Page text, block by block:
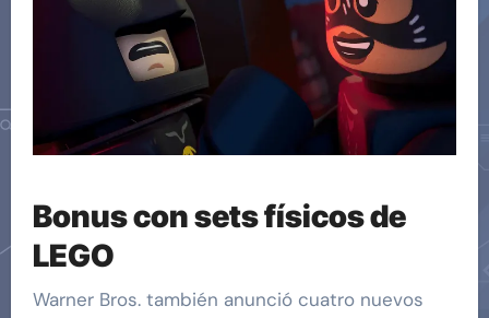
Bonus con sets físicos de
LEGO
Warner Bros. también anunció cuatro nuevos